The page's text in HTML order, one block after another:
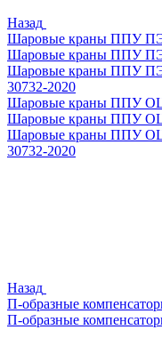
Назад
Шаровые краны ППУ
Шаровые краны ППУ
Шаровые краны ППУ
30732-2020
Шаровые краны ППУ
Шаровые краны ППУ
Шаровые краны ППУ
30732-2020
Назад
П-образные
П-образные